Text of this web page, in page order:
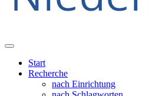
Start
Recherche
nach Einrichtung